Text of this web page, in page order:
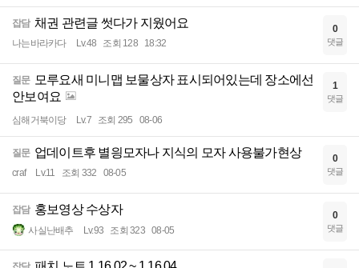
잡담 채권 관련글 썻다가 지웠어요
나는바라카다 Lv.48 조회 128 18:32
0
댓글
질문
모루요새 미니맵 보물상자 표시되어있는데 장소에선
안보여요
심해거북이당 Lv.7 조회 295 08-06
1
댓글
질문 업데이트후 별읭모자나 지식의 모자 사용불가현상
craf Lv.11 조회 332 08-05
0
댓글
잡담 홍보영상 수상자
사실난배추 Lv.93 조회 323 08-05
0
댓글